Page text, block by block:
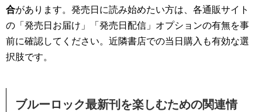
合があります。発売日に読み始めたい方は、各通販サイト
の「発売日お届け」「発売日配信」オプションの有無を事
前に確認してください。近隣書店での当日購入も有効な選
択肢です。
ブルーロック最新刊を楽しむための関連情